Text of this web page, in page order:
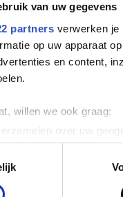
van uw gegevens
partners verwerken je
op uw apparaat
en content,
willen we ook graag:
over uw
identificeren door het
hoe uw persoonlijke
elk moment wijzigen of
verzinkt) en
T-stuk
-20 - 120
Staal